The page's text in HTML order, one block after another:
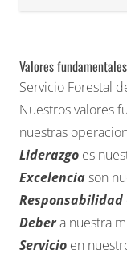
Valores fundamentales
Servicio Forestal
Nuestros valores
nuestras
Liderazgo es
Excelenciason
Responsabilidad
Debera nuestra
Servicio en